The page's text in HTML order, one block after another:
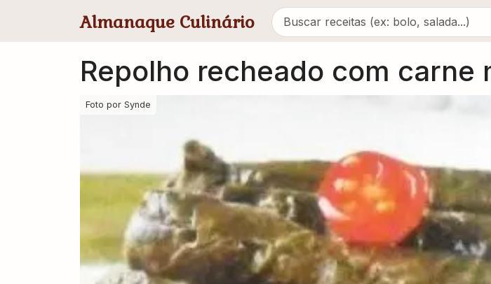
Almanaque Culinário
Repolho recheado com carne
Foto por Synde